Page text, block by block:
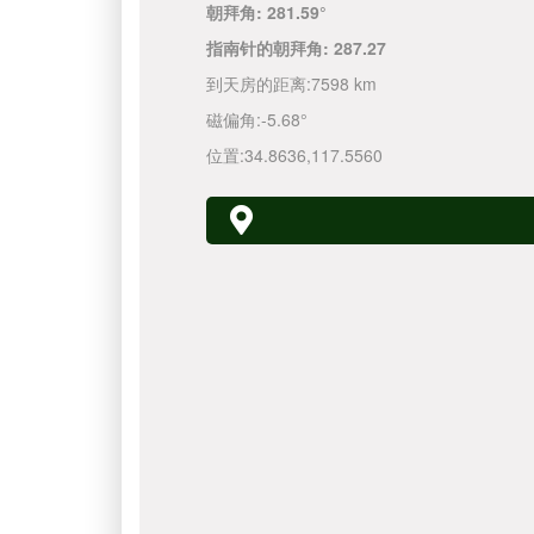
朝拜角: 281.59°
指南针的朝拜角: 287.27
到天房的距离:7598 km
磁偏角:-5.68°
位置:34.8636,117.5560